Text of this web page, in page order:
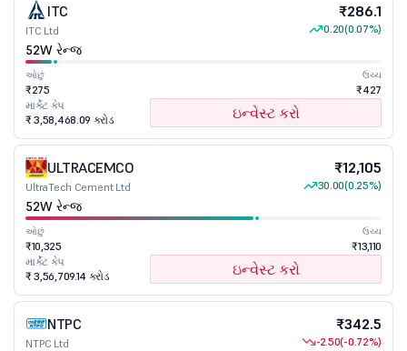
ITC
ITC Ltd
₹286.1
0.20(0.07%)
52W રેન્જ
ઓછું
₹275
ઉચ્ચ
₹427
માર્કેટ કેપ
₹ 3,58,468.09 કરોડ
ઇન્વેસ્ટ કરો
ULTRACEMCO
UltraTech Cement Ltd
₹12,105
30.00(0.25%)
52W રેન્જ
ઓછું
₹10,325
ઉચ્ચ
₹13,110
માર્કેટ કેપ
₹ 3,56,709.14 કરોડ
ઇન્વેસ્ટ કરો
NTPC
NTPC Ltd
₹342.5
-2.50(-0.72%)